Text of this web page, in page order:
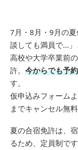
7月・8月・9月の
談しても満員で…」
高校や大学卒業前
許。 今からでも予
す。
仮申込みフォーム
までキャンセル無料
夏の合宿免許は、
るため、定員制です